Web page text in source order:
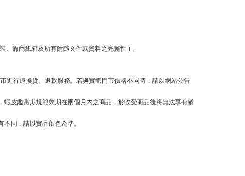
廠商紙箱及所有附隨文件或資料之完整性 ) 。
進行退換貨、退款服務。若與實體門市價格不同時，請以網站公告
皮鑑賞期規範效期在兩個月內之商品，於收受商品後將無法享有猶
同，請以實品顏色為準。